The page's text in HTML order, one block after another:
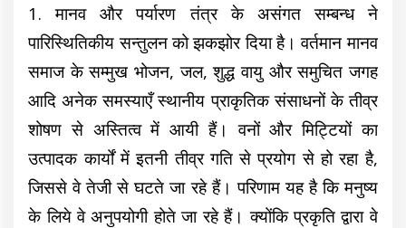
1. मानव और पर्यारण तंत्र के असंगत सम्बन्ध ने
पारिस्थितिकीय सन्तुलन को झकझोरदिया है। वर्तमान मानव
समाज के सम्मुख भोजन, जल, शुद्ध वायु और समुचित जगह
आदि अनेक समस्याएँ स्थानीय प्राकृतिक संसाधनों के तीव्र
शोषण से अस्तित्व में आयी हैं। वनों और मिट्टियों का
उत्पादक कार्यों में इतनी तीव्र गति से प्रयोग से हो रहा है,
जिससे वे तेजी से घटते जा रहे हैं। परिणाम यह है कि मनुष्य
के लिये वे अनुपयोगी होते जा रहे हैं। क्योंकि प्रकृति द्वारा वे